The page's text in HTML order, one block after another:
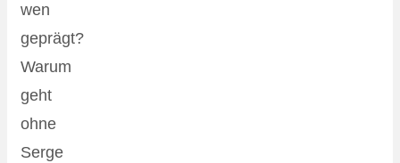
wen
geprägt?
Warum
geht
ohne
Serge